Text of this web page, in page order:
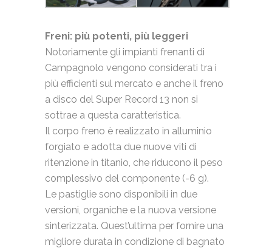
Freni: più potenti, più leggeri
Notoriamente gli impianti frenanti di
Campagnolo vengono considerati tra i
più efficienti sul mercato e anche il freno
a disco del Super Record 13 non si
sottrae a questa caratteristica.
Il corpo freno è realizzato in alluminio
forgiato e adotta due nuove viti di
ritenzione in titanio, che riducono il peso
complessivo del componente (-6 g).
Le pastiglie sono disponibili in due
versioni, organiche e la nuova versione
sinterizzata. Quest’ultima per fornire una
migliore durata in condizione di bagnato